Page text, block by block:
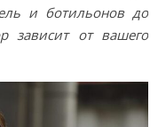
и ботильонов до
зависит от вашего